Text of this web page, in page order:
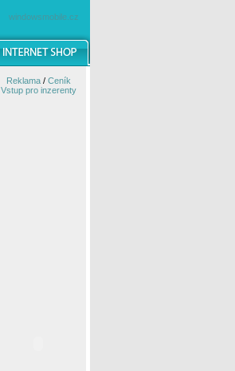
windowsmobile.cz
Reklama/ Ceník
Vstup pro inzerenty